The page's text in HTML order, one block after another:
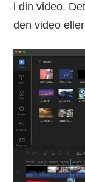
i din video.
den video